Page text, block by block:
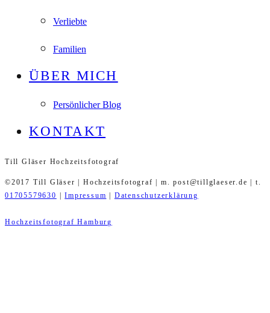
Verliebte
Familien
ÜBER MICH
Persönlicher Blog
KONTAKT
Till Gläser Hochzeitsfotograf
©2017 Till Gläser | Hochzeitsfotograf | m. post@tillglaeser.de | t.
01705579630
|Impressum Datenschutzerklärung
Hochzeitsfotograf Hamburg